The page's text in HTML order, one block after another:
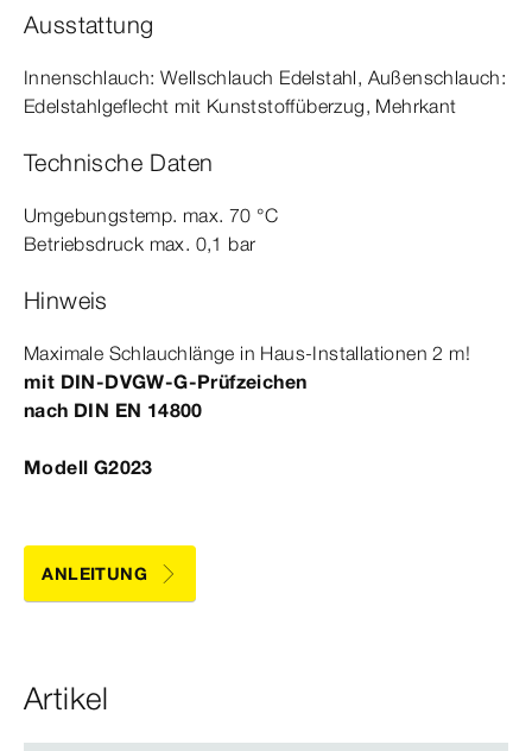
Ausstattung
Innenschlauch: Wellschlauch Edelstahl, Außenschlauch:
Edelstahlgeflecht mit Kunststoffüberzug, Mehrkant
Technische Daten
Umgebungstemp. max. 70 °C
Betriebsdruck max. 0,1 bar
Hinweis
Maximale Schlauchlänge in Haus-​Installationen 2 m!
mit DIN‑DVGW‑G-Prüfzeichen
nach DIN EN 14800
Modell G2023
ANLEITUNG
Artikel